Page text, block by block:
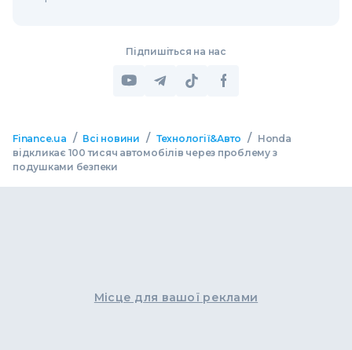
Підпишіться на нас
Finance.ua / Всі новини / Технології&Авто /
Honda
відкликає 100 тисяч автомобілів через проблему з
подушками безпеки
Місце для вашої реклами